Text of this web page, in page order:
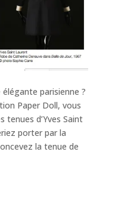
parisienne ?
Paper Doll, vous
tenues d’Yves Saint
porter par la
la tenue de